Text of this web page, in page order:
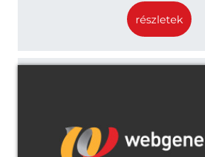
részletek